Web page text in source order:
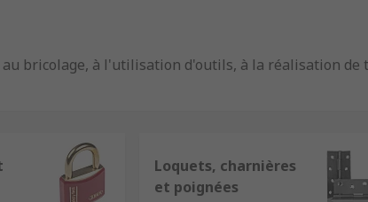
bricolage, à l'utilisation d'outils, à la réalisation de
confidentiels. Il faut pour cela pouvoir surveiller la
Loquets, charnières
et poignées